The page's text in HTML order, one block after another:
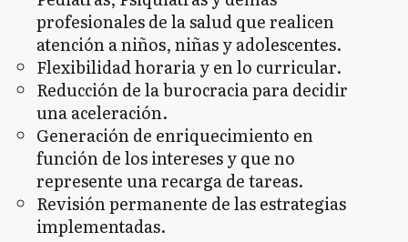
profesionales de la salud que realicen
atención a niños, niñas y adolescentes.
Flexibilidad horaria y en lo curricular.
Reducción de la burocracia para decidir
una aceleración.
Generación de enriquecimiento en
función de los intereses y que no
represente una recarga de tareas.
Revisión permanente de las estrategias
implementadas.